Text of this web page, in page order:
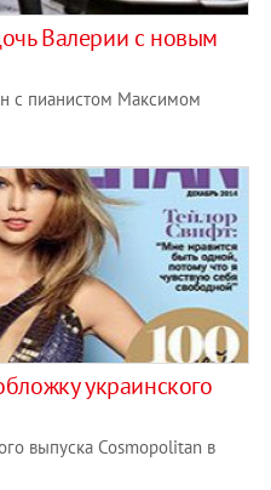
Валерии с новым
с пианистом Максимом
украинского
выпуска Cosmopolitan в